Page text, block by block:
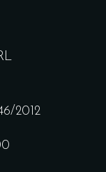
2012